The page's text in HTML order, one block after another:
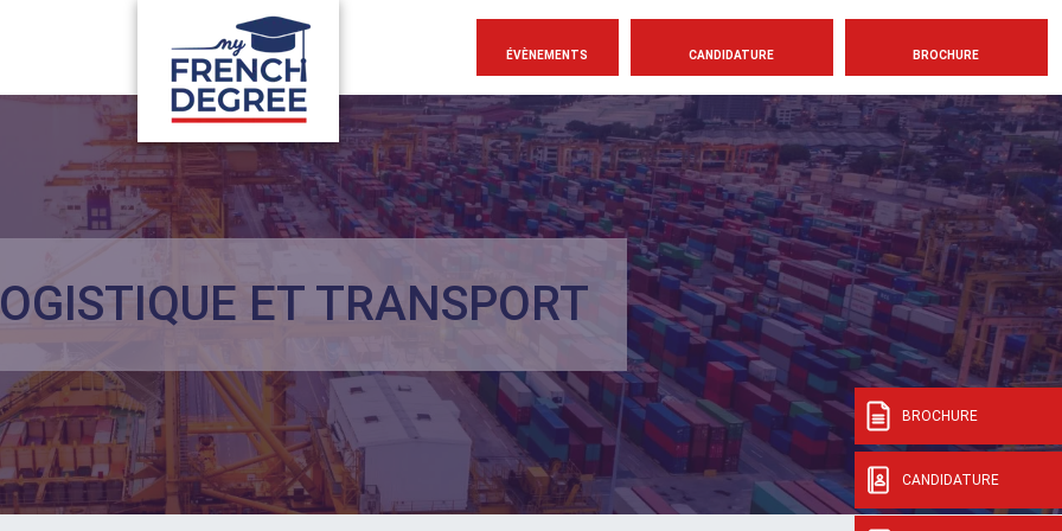
ÉVÈNEMENTS CANDIDATURE BROCHURE
BROCHURE
CANDIDATURE
ET TRANSPORT